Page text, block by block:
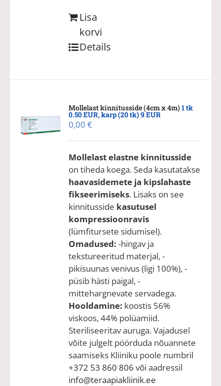
Lisa
korvi
Details
Mollelast kinnitusside (4cm x 4m)1 tk
0.50 EUR, karp (20 tk) 9 EUR
0,00€
Mollelast elastne kinnitusside
on tiheda koega. Seda kasutatakse
haavasidemete ja kipslahaste
fikseerimiseks. Lisaks on see
kinnitusside kasutusel
kompressioonravis
(lümfitursete sidumisel).
Omadused: -hingav ja
tekstureeritud materjal, -
pikisuunas venivus (ligi 100%), -
püsib hästi paigal, -
mittehargnevate servadega.
Hooldamine: koostis 56%
viskoos, 44% polüamiid.
Steriliseeritav auruga. Vajadusel
võite julgelt pöörduda nõuannete
saamiseks Kliiniku poole numbril
+372 53 860 806 või aadressil
info@teraapiakliinik.ee